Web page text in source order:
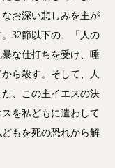
お深い悲しみを主が
32節以下の、「人の
な仕打ちを受け、唾
ら殺す。そして、人
、この主イエスの決
を私どもに遣わして
もを死の恐れから解